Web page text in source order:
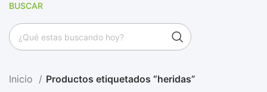
BUSCAR
Inicio Productos etiquetados “heridas”